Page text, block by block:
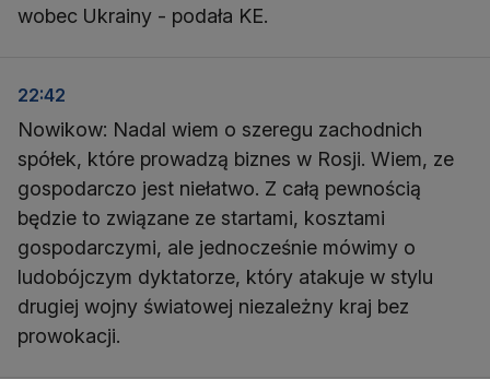
wobec Ukrainy - podała KE.
22:42
Nowikow: Nadal wiem o szeregu zachodnich
spółek, które prowadzą biznes w Rosji. Wiem, ze
gospodarczo jest niełatwo. Z całą pewnością
będzie to związane ze startami, kosztami
gospodarczymi, ale jednocześnie mówimy o
ludobójczym dyktatorze, który atakuje w stylu
drugiej wojny światowej niezależny kraj bez
prowokacji.